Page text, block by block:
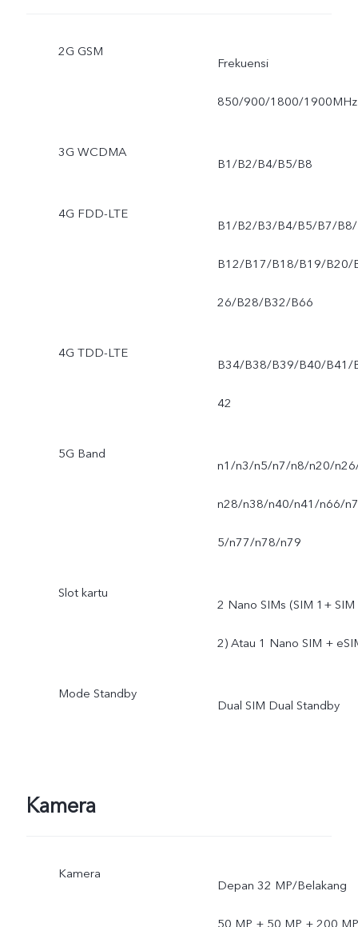
2G GSM
Frekuensi
850/900/1800/1900MHz
3G WCDMA
B1/B2/B4/B5/B8
4G FDD-LTE
B1/B2/B3/B4/B5/B7/B8/
B12/B17/B18/B19/B20/
26/B28/B32/B66
4G TDD-LTE
B34/B38/B39/B40/B41/
42
5G Band
n1/n3/n5/n7/n8/n20/
n28/n38/n40/n41/n66/n7
5/n77/n78/n79
Slot kartu
2 Nano SIMs (SIM 1+ SIM
2) Atau 1 Nano SIM +
Mode Standby
Dual SIM Dual Standby
Kamera
Kamera
Depan 32 MP/Belakang
50 MP + 50 MP + 200 MP